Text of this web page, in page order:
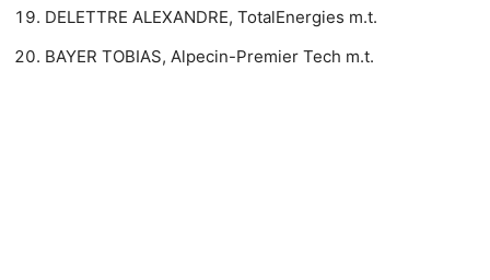
DELETTRE ALEXANDRE, TotalEnergies m.t.
BAYER TOBIAS, Alpecin-Premier Tech m.t.